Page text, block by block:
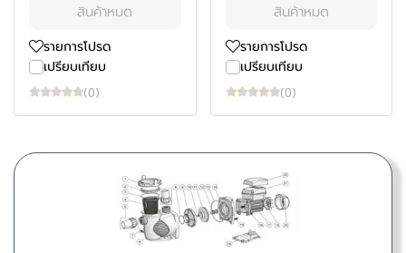
สินค้าหมด
รายการโปรด
เปรียบเทียบ
(0)
สินค้าหมด
รายการโปรด
เปรียบเทียบ
(0)